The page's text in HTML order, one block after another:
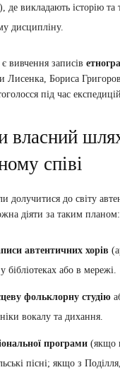
де викладають історію
дисципліну.
вивчення записів
Лисенка, Бориса
під час
власний
співі
долучитися до світу
діяти за таким планом:
автентичних хорів
бібліотеках або в мережі.
фольклорну студію
вокалу та дихання.
програми (якщо
пісні; якщо з